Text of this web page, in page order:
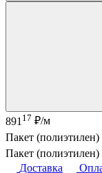
891 17 ₽/м
Пакет
Пакет
Доставка